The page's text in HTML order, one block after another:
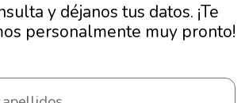
y déjanos tus datos. ¡Te
personalmente muy pronto!